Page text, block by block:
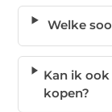
Welke
Kan ik
kopen?